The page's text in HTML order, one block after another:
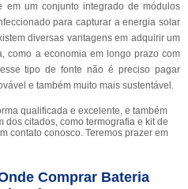
em um conjunto integrado de módulos
para capturar a energia solar
diversas vantagens em adquirir um
como a economia em longo prazo com
tipo de fonte não é preciso pagar
e também muito mais sustentável.
qualificada e excelente, e também
dos citados, como termografia e kit de
contato conosco. Teremos prazer em
Comprar Bateria